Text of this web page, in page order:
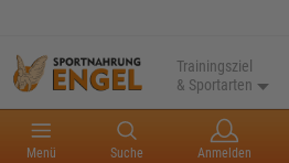
Trainingsziel
& Sportarten
Menü Suche Anmelden